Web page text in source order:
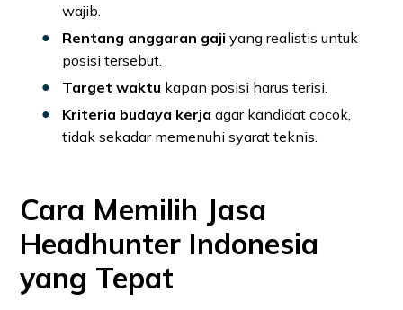
wajib.
Rentang anggaran gaji yang realistis untuk
posisi tersebut.
Target waktu kapan posisi harus terisi.
Kriteria budaya kerja agar kandidat cocok,
tidak sekadar memenuhi syarat teknis.
Cara Memilih Jasa
Headhunter Indonesia
yang Tepat